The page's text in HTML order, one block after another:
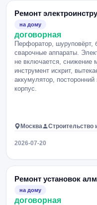
Ремонт
на дому
договорная
Перфоратор,
сварочные аппараты.
не включается, снижение
инструмент искрит,
аккумулятор, посторонний
корпус.
Москва Строительство
2026-07-20
Ремонт установок
на дому
договорная